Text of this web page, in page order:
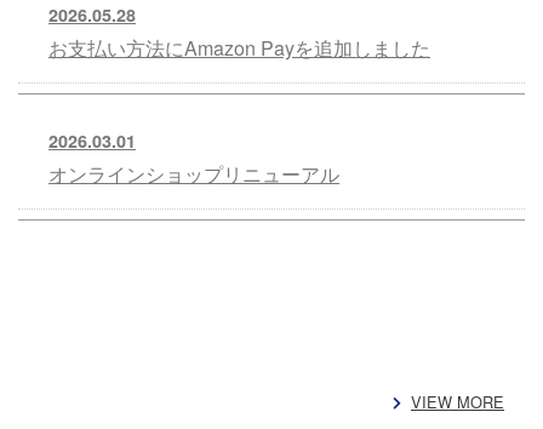
2026.05.28
お支払い方法にAmazon Payを追加しました
2026.03.01
オンラインショップリニューアル
VIEW MORE